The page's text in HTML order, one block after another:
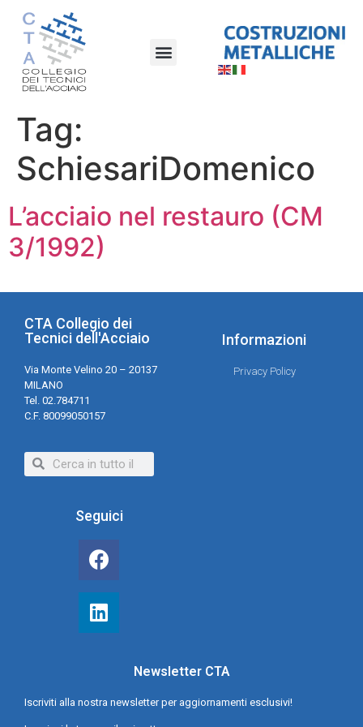
Tag:
SchiesariDomenico
L’acciaio nel restauro (CM
3/1992)
CTA Collegio dei
Tecnici dell'Acciaio
Via Monte Velino 20 – 20137
MILANO
Tel. 02.784711
C.F. 80099050157
Informazioni
Privacy Policy
Seguici
Newsletter CTA
Iscriviti alla nostra newsletter per aggiornamenti esclusivi!